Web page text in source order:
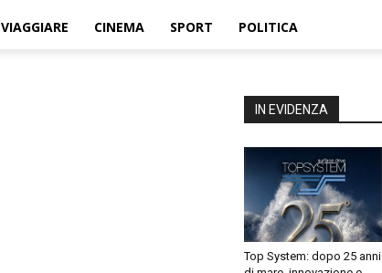
VIAGGIARE CINEMA SPORT POLITICA
IN EVIDENZA
Top System: dopo 25 anni